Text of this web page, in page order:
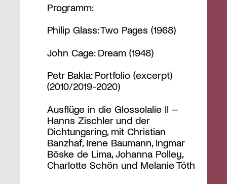
Programm:
Philip Glass: Two Pages (1968)
John Cage: Dream (1948)
Petr Bakla: Portfolio (excerpt)
(2010/2019-2020)
Ausflüge in die Glossolalie II –
Hanns Zischler und der
Dichtungsring, mit Christian
Banzhaf, Irene Baumann, Ingmar
Böske de Lima, Johanna Polley,
Charlotte Schön und Melanie Tóth